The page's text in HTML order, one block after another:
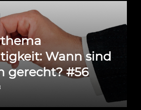
Wann sind
gerecht? #56